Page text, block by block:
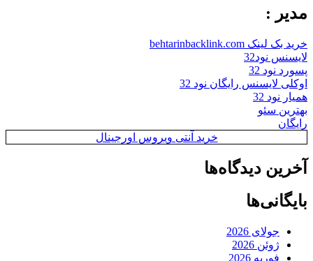
مدیر :
خرید بک لینک behtarinbacklink.com
لایسنس نود32
پسورد نود 32
اوکلی لایسنس رایگان نود 32
همیار نود 32
بهترین سئو
رایگان
خرید آنتی ویروس اورجینال
آخرین دیدگاه‌ها
بایگانی‌ها
جولای 2026
ژوئن 2026
فوریه 2026